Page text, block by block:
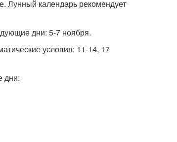
Лунный календарь рекомендует
дни: 5-7 ноября.
условия: 11-14, 17
дни: